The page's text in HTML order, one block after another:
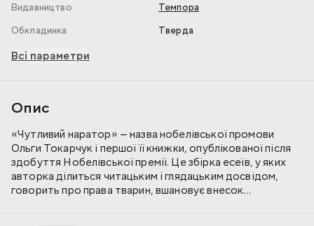
Видавництво
Темпора
Обкладинка
Тверда
Всі параметри
Опис
«Чутливий наратор» — назва нобелівської промови
Ольги Токарчук і першої її книжки, опублікованої після
здобуття Нобелівської премії. Це збірка есеїв, у яких
авторка ділиться читацьким і глядацьким досвідом,
говорить про права тварин, вшановує внесок